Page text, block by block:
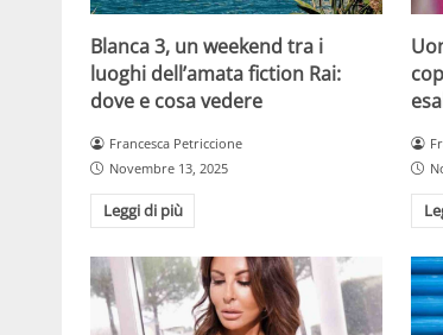
Blanca 3, un weekend tra i
luoghi dell’amata fiction Rai:
dove e cosa vedere
Francesca Petriccione
Novembre 13, 2025
Leggi di più